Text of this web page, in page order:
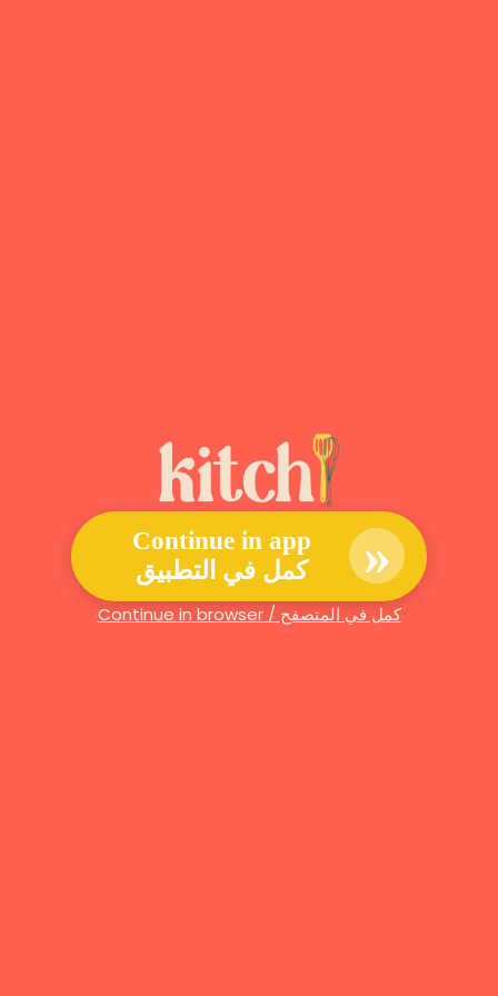
Continue in app
كمل في التطبيق
»
Continue in browser / كمل في المتصفح